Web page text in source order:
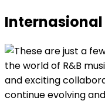
Internasional